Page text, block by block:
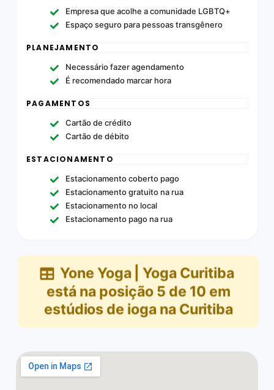
Empresa que acolhe a comunidade LGBTQ+
Espaço seguro para pessoas transgênero
PLANEJAMENTO
Necessário fazer agendamento
É recomendado marcar hora
PAGAMENTOS
Cartão de crédito
Cartão de débito
ESTACIONAMENTO
Estacionamento coberto pago
Estacionamento gratuito na rua
Estacionamento no local
Estacionamento pago na rua
Yone Yoga | Yoga Curitiba
está na posição 5 de 10 em
estúdios de ioga na Curitiba